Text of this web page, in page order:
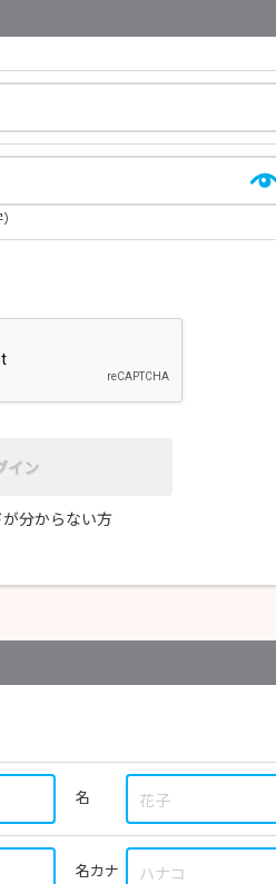
イン
分からない方
名
名カナ